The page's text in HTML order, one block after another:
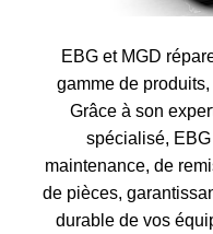
EBG et MGD
gamme de
Grâce à son
spécialisé,
maintenance, de
de pièces,
durable de vos